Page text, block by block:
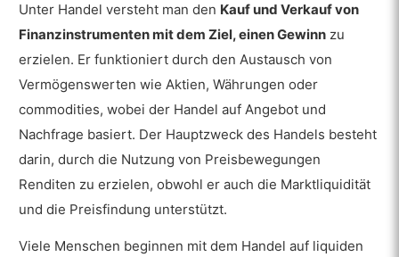
Unter Handel versteht man den Kauf und Verkauf von
Finanzinstrumenten mit dem Ziel, einen Gewinn zu
erzielen. Er funktioniert durch den Austausch von
Vermögenswerten wie Aktien, Währungen oder
commodities, wobei der Handel auf Angebot und
Nachfrage basiert. Der Hauptzweck des Handels besteht
darin, durch die Nutzung von Preisbewegungen
Renditen zu erzielen, obwohl er auch die Marktliquidität
und die Preisfindung unterstützt.
Viele Menschen beginnen mit dem Handel auf liquiden